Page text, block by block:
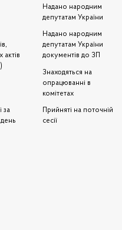
актів
за
Надано народним
депутатам України
Надано народним
депутатам України
документів до ЗП
Знаходяться на
опрацюванні в
комітетах
Прийняті на поточній
сесії